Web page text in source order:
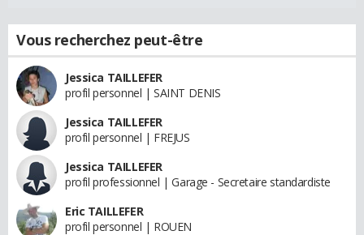
Vous recherchez peut-être
Jessica TAILLEFER
profil personnel | SAINT DENIS
Jessica TAILLEFER
profil personnel | FREJUS
Jessica TAILLEFER
profil professionnel | Garage - Secretaire standardiste
Eric TAILLEFER
profil personnel | ROUEN